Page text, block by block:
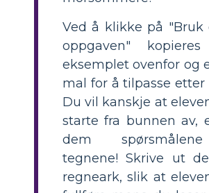
Ved å klikke på "Bruk
oppgaven" kopieres
eksemplet ovenfor og
mal for å tilpasse etter
Du vil kanskje at
starte fra bunnen av,
dem
tegnene! Skrive ut
regneark, slik at